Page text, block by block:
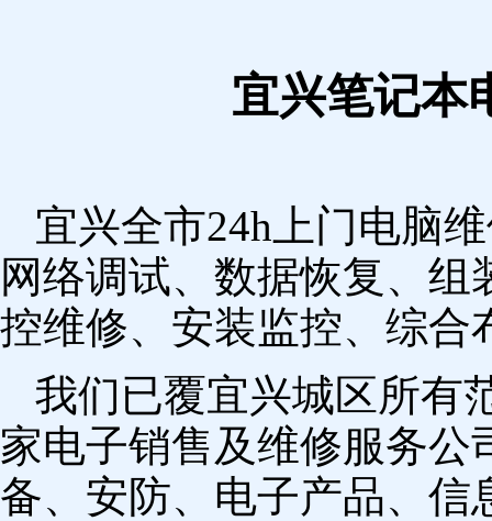
宜兴笔记本
宜兴全市24h上门电脑
网络调试、数据恢复、
控维修、安装监控、综合
我们已覆宜兴城区所有
家电子销售及维修服务公
备、安防、电子产品、信